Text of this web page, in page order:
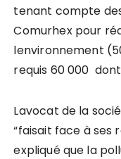
tenant compte
Comurhex pour
lenvironnement
requis 60 000 
Lavocat de la
“faisait face à ses
expliqué que la